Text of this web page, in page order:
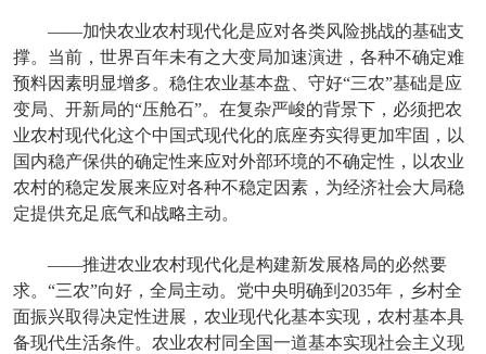
——加快农业农村现代化是应对各类风险挑战的基础支
撑。当前，世界百年未有之大变局加速演进，各种不确定难
预料因素明显增多。稳住农业基本盘、守好“三农”基础是应
变局、开新局的“压舱石”。在复杂严峻的背景下，必须把农
业农村现代化这个中国式现代化的底座夯实得更加牢固，以
国内稳产保供的确定性来应对外部环境的不确定性，以农业
农村的稳定发展来应对各种不稳定因素，为经济社会大局稳
定提供充足底气和战略主动。
——推进农业农村现代化是构建新发展格局的必然要
求。“三农”向好，全局主动。党中央明确到2035年，乡村全
面振兴取得决定性进展，农业现代化基本实现，农村基本具
备现代生活条件。农业农村同全国一道基本实现社会主义现